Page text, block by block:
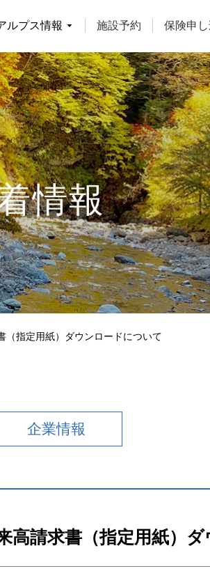
ルプス情報 施設予約 保険申
アルプス情報
自然
へ
情報
指定用紙）ダウンロードについて
企業情報
請求書（指定用紙）